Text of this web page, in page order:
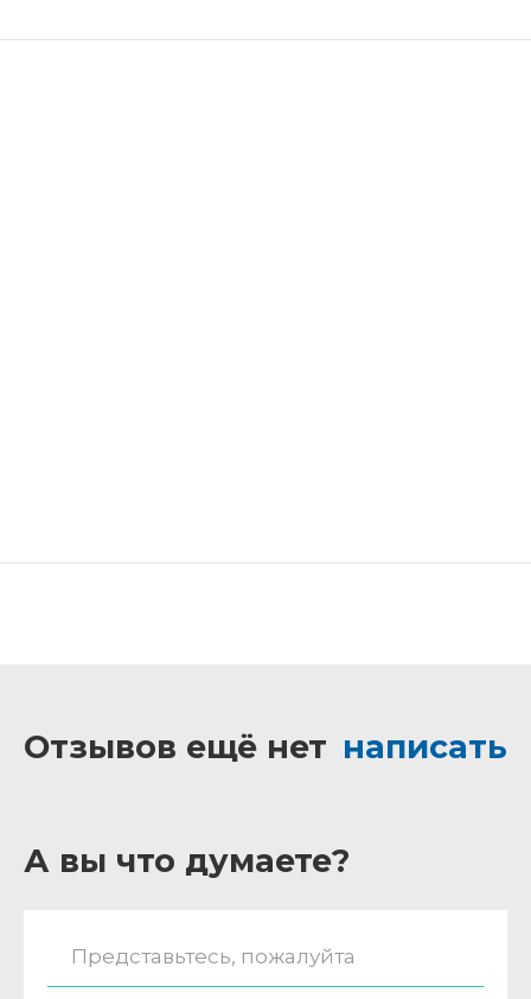
Отзывов ещё нет написать
А вы что думаете?